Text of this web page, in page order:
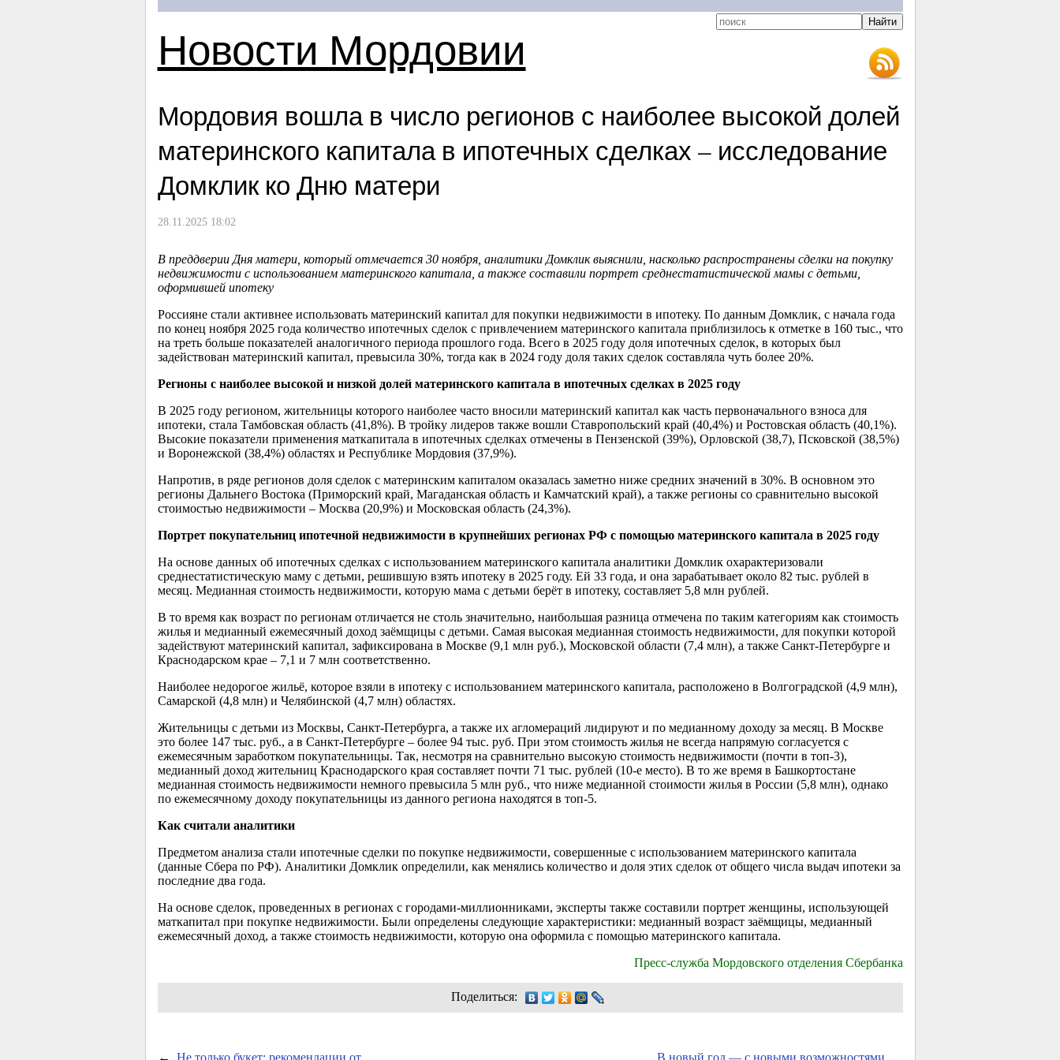
Новости Мордовии
Мордовия вошла в число регионов с наиболее высокой долей
материнского капитала в ипотечных сделках – исследование
Домклик ко Дню матери
28.11.2025 18:02
В преддверии Дня матери, который отмечается 30 ноября, аналитики Домклик выяснили, насколько распространены сделки на покупку
недвижимости с использованием материнского капитала, а также составили портрет среднестатистической мамы с детьми,
оформившей ипотеку
Россияне стали активнее использовать материнский капитал для покупки недвижимости в ипотеку. По данным Домклик, с начала года
по конец ноября 2025 года количество ипотечных сделок с привлечением материнского капитала приблизилось к отметке в 160 тыс., что
на треть больше показателей аналогичного периода прошлого года. Всего в 2025 году доля ипотечных сделок, в которых был
задействован материнский капитал, превысила 30%, тогда как в 2024 году доля таких сделок составляла чуть более 20%.
Регионы с наиболее высокой и низкой долей материнского капитала в ипотечных сделках в 2025 году
В 2025 году регионом, жительницы которого наиболее часто вносили материнский капитал как часть первоначального взноса для
ипотеки, стала Тамбовская область (41,8%). В тройку лидеров также вошли Ставропольский край (40,4%) и Ростовская область (40,1%).
Высокие показатели применения маткапитала в ипотечных сделках отмечены в Пензенской (39%), Орловской (38,7), Псковской (38,5%)
и Воронежской (38,4%) областях и Республике Мордовия (37,9%).
Напротив, в ряде регионов доля сделок с материнским капиталом оказалась заметно ниже средних значений в 30%. В основном это
регионы Дальнего Востока (Приморский край, Магаданская область и Камчатский край), а также регионы со сравнительно высокой
стоимостью недвижимости – Москва (20,9%) и Московская область (24,3%).
Портрет покупательниц ипотечной недвижимости в крупнейших регионах РФ с помощью материнского капитала в 2025 году
На основе данных об ипотечных сделках с использованием материнского капитала аналитики Домклик охарактеризовали
среднестатистическую маму с детьми, решившую взять ипотеку в 2025 году. Ей 33 года, и она зарабатывает около 82 тыс. рублей в
месяц. Медианная стоимость недвижимости, которую мама с детьми берёт в ипотеку, составляет 5,8 млн рублей.
В то время как возраст по регионам отличается не столь значительно, наибольшая разница отмечена по таким категориям как стоимость
жилья и медианный ежемесячный доход заёмщицы с детьми. Самая высокая медианная стоимость недвижимости, для покупки которой
задействуют материнский капитал, зафиксирована в Москве (9,1 млн руб.), Московской области (7,4 млн), а также Санкт-Петербурге и
Краснодарском крае – 7,1 и 7 млн соответственно.
Наиболее недорогое жильё, которое взяли в ипотеку с использованием материнского капитала, расположено в Волгоградской (4,9 млн),
Самарской (4,8 млн) и Челябинской (4,7 млн) областях.
Жительницы с детьми из Москвы, Санкт-Петербурга, а также их агломераций лидируют и по медианному доходу за месяц. В Москве
это более 147 тыс. руб., а в Санкт-Петербурге – более 94 тыс. руб. При этом стоимость жилья не всегда напрямую согласуется с
ежемесячным заработком покупательницы. Так, несмотря на сравнительно высокую стоимость недвижимости (почти в топ-3),
медианный доход жительниц Краснодарского края составляет почти 71 тыс. рублей (10-е место). В то же время в Башкортостане
медианная стоимость недвижимости немного превысила 5 млн руб., что ниже медианной стоимости жилья в России (5,8 млн), однако
по ежемесячному доходу покупательницы из данного региона находятся в топ-5.
Как считали аналитики
Предметом анализа стали ипотечные сделки по покупке недвижимости, совершенные с использованием материнского капитала
(данные Сбера по РФ). Аналитики Домклик определили, как менялись количество и доля этих сделок от общего числа выдач ипотеки за
последние два года.
На основе сделок, проведенных в регионах с городами-миллионниками, эксперты также составили портрет женщины, использующей
маткапитал при покупке недвижимости. Были определены следующие характеристики: медианный возраст заёмщицы, медианный
ежемесячный доход, а также стоимость недвижимости, которую она оформила с помощью материнского капитала.
Пресс-служба Мордовского отделения Сбербанка
Поделиться:
← Не только букет: рекомендации от В новый год — с новыми возможностями